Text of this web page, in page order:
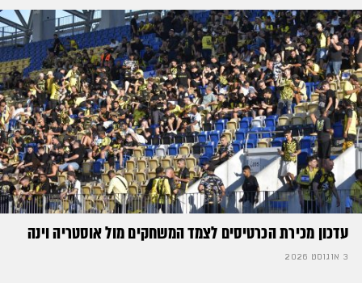
עדכון מכירת הכרטיסים לצמד המשחקים מול אוסטריה וינה
3 אוגוסט 2026